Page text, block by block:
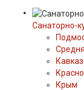
Санаторно-
Крым